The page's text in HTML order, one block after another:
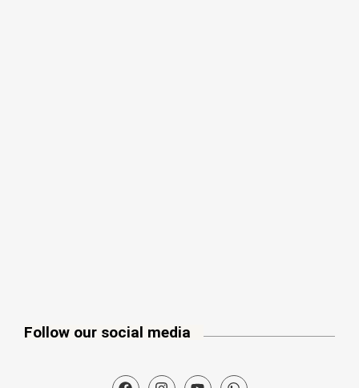
Follow our social media